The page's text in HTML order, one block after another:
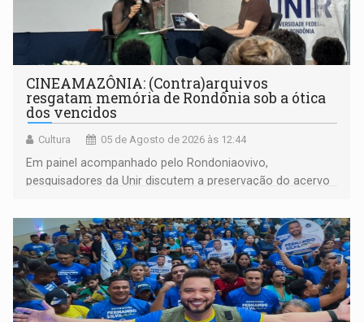
CINEAMAZÔNIA: (Contra)arquivos
resgatam memória de Rondônia sob a ótica
dos vencidos
Cultura 05 de Agosto de 2026 às 12:44
Em painel acompanhado pelo Rondoniaovivo,
pesquisadores da Unir discutem a preservação do acervo
memória como bússola para o futuro